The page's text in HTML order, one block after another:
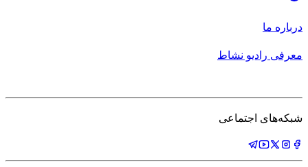
درباره ما
معرفی رادیو نشاط
شبکه‌های اجتماعی